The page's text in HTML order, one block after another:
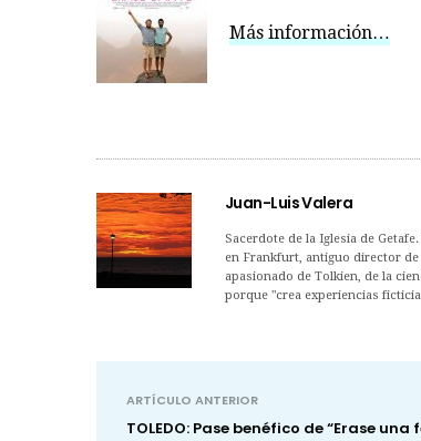
Más información…
Juan-Luis Valera
Sacerdote de la Iglesia de
en Frankfurt, antiguo director de
apasionado de Tolkien, de la
porque "crea experiencias
ARTÍCULO ANTERIOR
TOLEDO: Pase benéfico de “Erase una